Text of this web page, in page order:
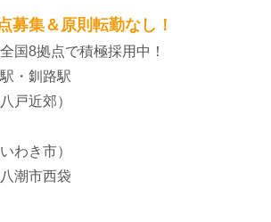
募集＆原則転勤なし！
国8拠点で積極採用中！
・釧路駅
戸近郊）
わき市）
潮市西袋